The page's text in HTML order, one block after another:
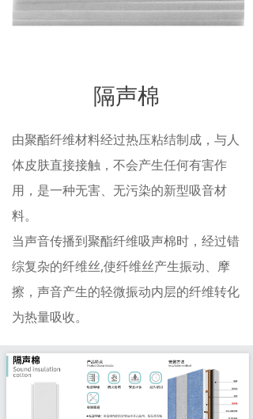
隔声棉
由聚酯纤维材料经过热压粘结制成，与人
体皮肤直接接触，不会产生任何有害作
用，是一种无害、无污染的新型吸音材
料。
当声音传播到聚酯纤维吸声棉时，经过错
综复杂的纤维丝,使纤维丝产生振动、摩
擦，声音产生的轻微振动内层的纤维转化
为热量吸收。